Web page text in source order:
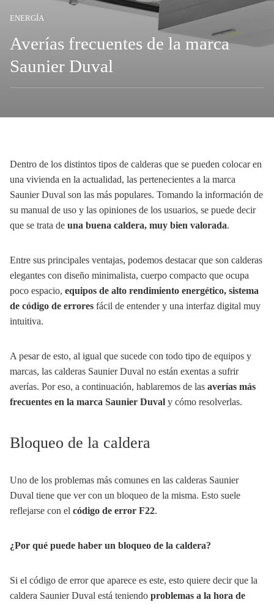
ENERGÍA
Averías frecuentes de la marca
Saunier Duval
Dentro de los distintos tipos de calderas que se pueden colocar en
una vivienda en la actualidad, las pertenecientes a la marca
Saunier Duval son las más populares. Tomando la información de
su manual de uso y las opiniones de los usuarios, se puede decir
que se trata de una buena caldera, muy bien valorada.
Entre sus principales ventajas, podemos destacar que son calderas
elegantes con diseño minimalista, cuerpo compacto que ocupa
poco espacio, equipos de alto rendimiento energético, sistema
de código de errores fácil de entender y una interfaz digital muy
intuitiva.
A pesar de esto, al igual que sucede con todo tipo de equipos y
marcas, las calderas Saunier Duval no están exentas a sufrir
averías. Por eso, a continuación, hablaremos de las averías más
frecuentes en la marca Saunier Duval y cómo resolverlas.
Bloqueo de la caldera
Uno de los problemas más comunes en las calderas Saunier
Duval tiene que ver con un bloqueo de la misma. Esto suele
reflejarse con el código de error F22.
¿Por qué puede haber un bloqueo de la caldera?
Si el código de error que aparece es este, esto quiere decir que la
caldera Saunier Duval está teniendo problemas a la hora de